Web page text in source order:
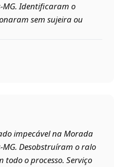
Identificaram o
sem sujeira ou
impecável na Morada
Desobstruíram o ralo
o processo. Serviço